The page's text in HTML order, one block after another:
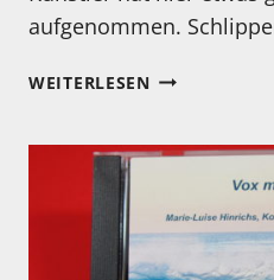
aufgenommen.
WEITERLESENCD-
DEM
VOM
29.11.2020
–